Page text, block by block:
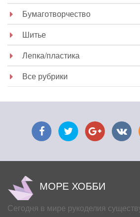
Бумаготворчество
Шитье
Лепка/пластика
Все рубрики
МОРЕ ХОББИ
Сегодня в мире рукоделия